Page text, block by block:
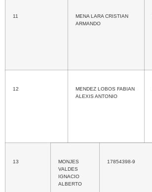
11
MENA LARA CRISTIAN
ARMANDO
12
MENDEZ LOBOS FABIAN
ALEXIS ANTONIO
13
MONJES
VALDES
IGNACIO
ALBERTO
17854398-9